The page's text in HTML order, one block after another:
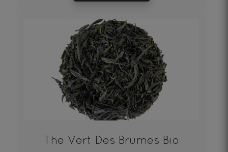
The Vert Des Brumes Bio